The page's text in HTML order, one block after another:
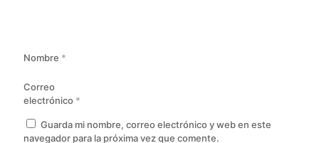
Nombre *
Correo
electrónico *
Guarda mi nombre, correo electrónico y web en este
navegador para la próxima vez que comente.